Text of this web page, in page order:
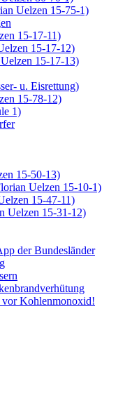
Uelzen 15-75-1)
15-17-11)
15-17-12)
15-17-13)
u. Eisrettung)
15-78-12)
1)
15-50-13)
Uelzen 15-10-1)
15-47-11)
Uelzen 15-31-12)
der Bundesländer
Kohlenmonoxid!